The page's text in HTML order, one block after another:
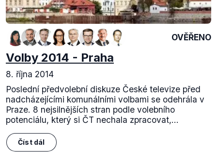
OVĚŘENO
Volby 2014 - Praha
8. října 2014
Poslední předvolební diskuze České televize před
nadcházejícími komunálními volbami se odehrála v
Praze. 8 nejsilnějších stran podle volebního
potenciálu, který si ČT nechala zpracovat,...
Číst dál